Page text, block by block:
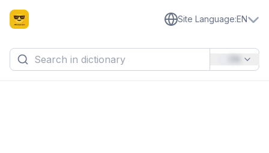
Site Language:EN